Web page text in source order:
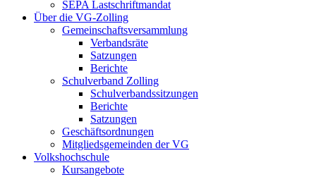
SEPA Lastschriftmandat
Über die VG-Zolling
Gemeinschaftsversammlung
Verbandsräte
Satzungen
Berichte
Schulverband Zolling
Schulverbandssitzungen
Berichte
Satzungen
Geschäftsordnungen
Mitgliedsgemeinden der VG
Volkshochschule
Kursangebote